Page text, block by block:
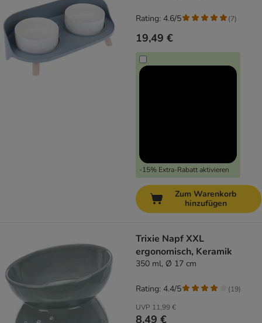
19,49 €
-15% Extra-Rabatt aktivieren
Rating: 4.6/5 (7)
Zum Warenkorb
hinzufügen
Trixie Napf XXL
ergonomisch, Keramik
350 ml, Ø 17 cm
UVP 11,99 €
8,49 €
Rating: 4.4/5 (19)